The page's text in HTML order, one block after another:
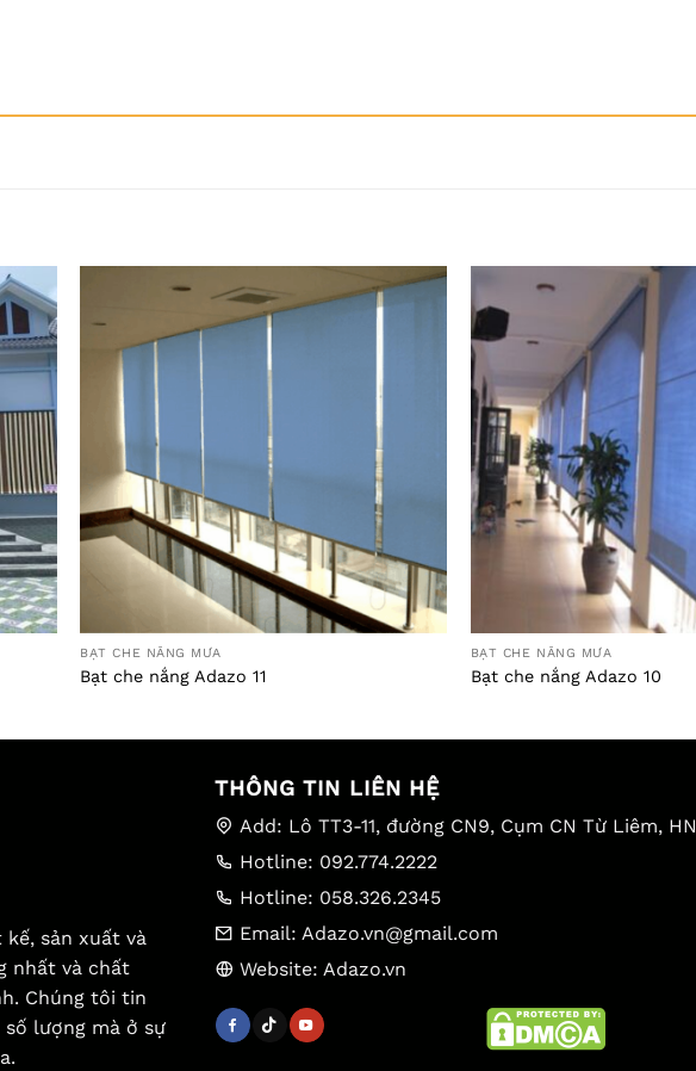
BẠT CHE NẮNG MƯA
Bạt che nắng Adazo 11
BẠT CHE NẮNG MƯA
Bạt che nắng Adazo 10
sản xuất và
nhất và chất
Chúng tôi tin
lượng mà ở sự
THÔNG TIN LIÊN HỆ
Add: Lô TT3-11, đường CN9, Cụm CN Từ Liêm, HN
Hotline: 092.774.2222
Hotline: 058.326.2345
Email: Adazo.vn@gmail.com
Website: Adazo.vn